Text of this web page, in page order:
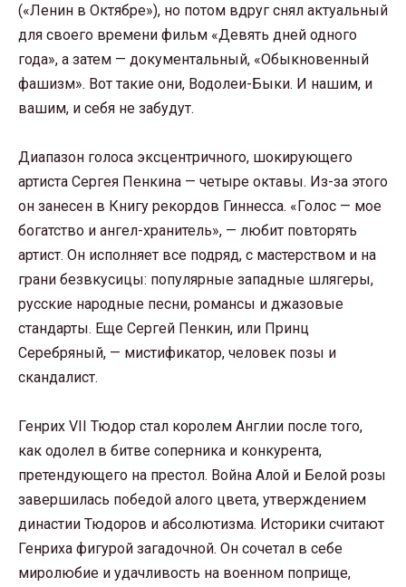
(«Ленин в Октябре»), но потом вдруг снял актуальный
для своего времени фильм «Девять дней одного
года», а затем — документальный, «Обыкновенный
фашизм». Вот такие они, Водолеи-Быки. И нашим, и
вашим, и себя не забудут.
Диапазон голоса эксцентричного, шокирующего
артиста Сергея Пенкина — четыре октавы. Из-за этого
он занесен в Книгу рекордов Гиннесса. «Голос — мое
богатство и ангел-хранитель», — любит повторять
артист. Он исполняет все подряд, с мастерством и на
грани безвкусицы: популярные западные шлягеры,
русские народные песни, романсы и джазовые
стандарты. Еще Сергей Пенкин, или Принц
Серебряный, — мистификатор, человек позы и
скандалист.
Генрих VII Тюдор стал королем Англии после того,
как одолел в битве соперника и конкурента,
претендующего на престол. Война Алой и Белой розы
завершилась победой алого цвета, утверждением
династии Тюдоров и абсолютизма. Историки считают
Генриха фигурой загадочной. Он сочетал в себе
миролюбие и удачливость на военном поприще,